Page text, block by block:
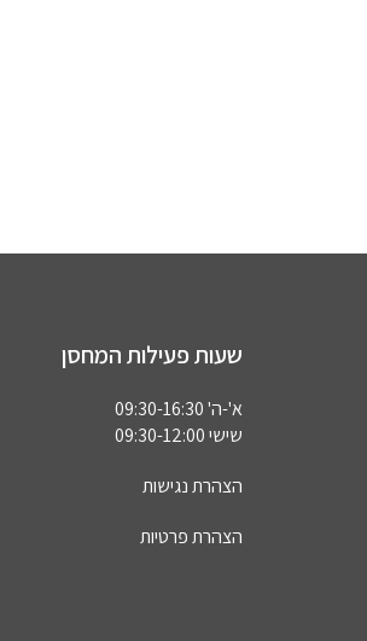
שעות פעילות המחסן
א'-ה' 09:30-16:30
שישי 09:30-12:00
הצהרת נגישות
הצהרת פרטיות